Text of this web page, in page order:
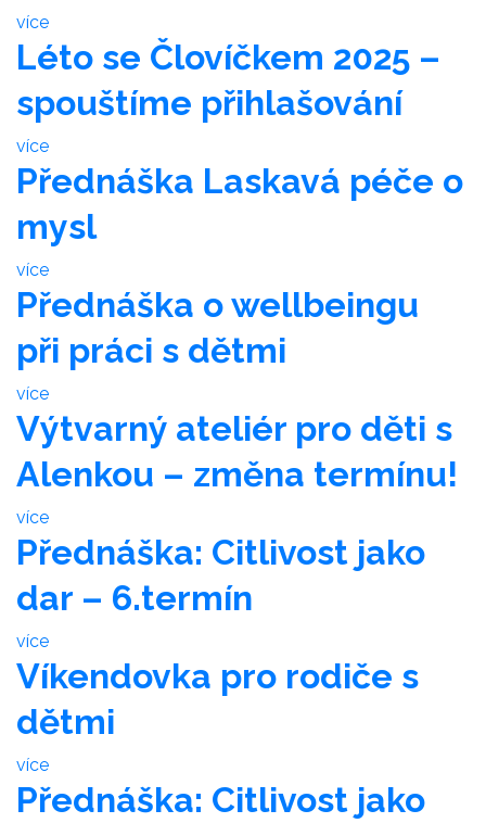
více
Léto se Človíčkem 2025 –
spouštíme přihlašování
více
Přednáška Laskavá péče o
mysl
více
Přednáška o wellbeingu
při práci s dětmi
více
Výtvarný ateliér pro děti s
Alenkou – změna termínu!
více
Přednáška: Citlivost jako
dar – 6.termín
více
Víkendovka pro rodiče s
dětmi
více
Přednáška: Citlivost jako